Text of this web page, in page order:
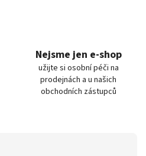
Nejsme jen e-shop
užijte si osobní péči na
prodejnách a u našich
obchodních zástupců